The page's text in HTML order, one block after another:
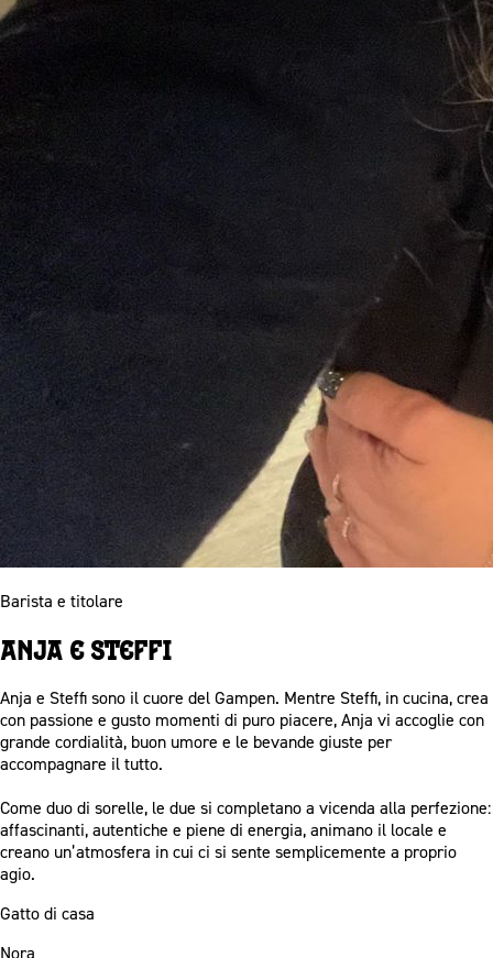
Barista e titolare
Anja e Steffi
Anja e Steffi sono il cuore del Gampen. Mentre Steffi, in cucina, crea
con passione e gusto momenti di puro piacere, Anja vi accoglie con
grande cordialità, buon umore e le bevande giuste per
accompagnare il tutto.
Come duo di sorelle, le due si completano a vicenda alla perfezione:
affascinanti, autentiche e piene di energia, animano il locale e
creano un’atmosfera in cui ci si sente semplicemente a proprio
agio.
Gatto di casa
Nora